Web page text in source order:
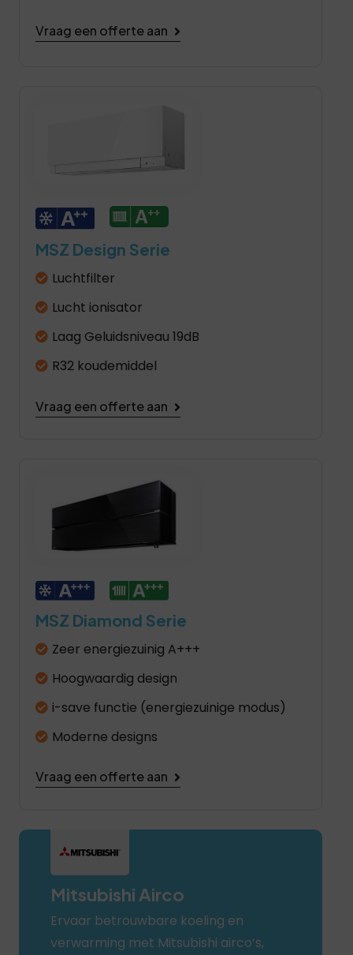
Vraag een offerte aan
MSZ Design Serie
Luchtfilter
Lucht ionisator
Laag Geluidsniveau 19dB
R32 koudemiddel
Vraag een offerte aan
MSZ Diamond Serie
Zeer energiezuinig A+++
Hoogwaardig design
i-save functie (energiezuinige modus)
Moderne designs
Vraag een offerte aan
Mitsubishi Airco
Ervaar betrouwbare koeling en
verwarming met Mitsubishi airco’s,